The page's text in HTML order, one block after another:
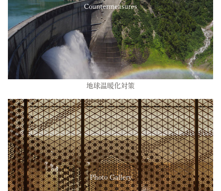
Countermeasures
地球温暖化対策
Photo Gallery